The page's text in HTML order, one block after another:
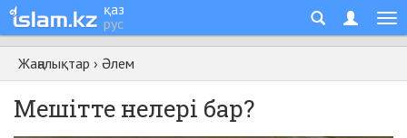
қаз
рус
Жаңалықтар › Әлем
Мешітте нелері бар?